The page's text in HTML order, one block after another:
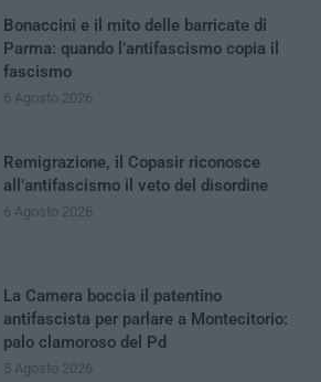
Bonaccini e il mito delle barricate di
Parma: quando l’antifascismo copia il
fascismo
6 Agosto 2026
Remigrazione, il Copasir riconosce
all’antifascismo il veto del disordine
6 Agosto 2026
La Camera boccia il patentino
antifascista per parlare a Montecitorio:
palo clamoroso del Pd
5 Agosto 2026